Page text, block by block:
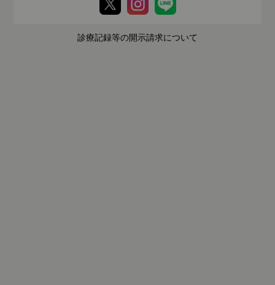
診療記録等の開示請求について